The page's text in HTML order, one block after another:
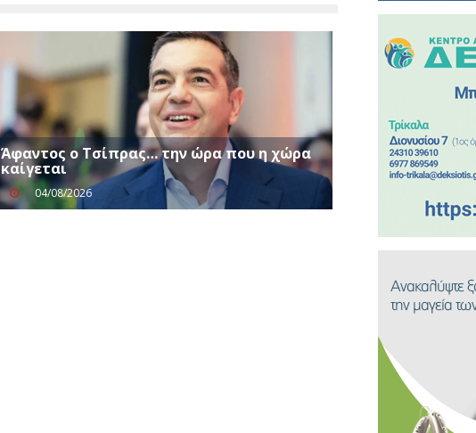
Άφαντος ο Τσίπρας… την ώρα που η χώρα
καίγεται
04/08/2026